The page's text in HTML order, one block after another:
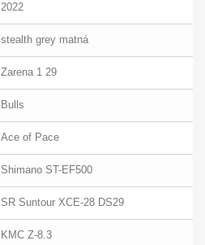
2022
stealth grey matná
Zarena 1 29
Bulls
Ace of Pace
Shimano ST-EF500
SR Suntour XCE-28 DS29
KMC Z-8.3